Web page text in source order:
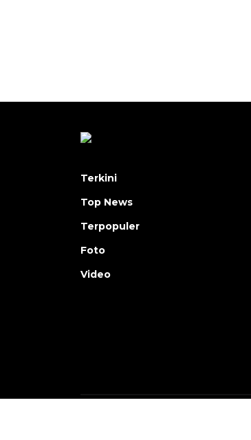
Terkini
Top News
Terpopuler
Foto
Video